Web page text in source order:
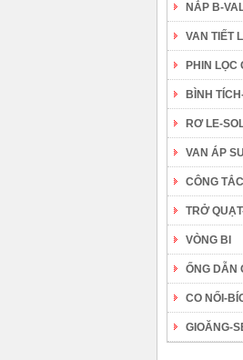
NẮP B-
VAN TIẾT
PHIN LỌC
BÌNH
RƠ LE-
VAN ÁP
CÔNG
TRỞ
VÒNG BI
ỐNG DẪN
CO NỐI-
GIOĂNG-